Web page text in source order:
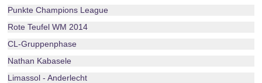
Punkte Champions League
Rote Teufel WM 2014
CL-Gruppenphase
Nathan Kabasele
Limassol - Anderlecht